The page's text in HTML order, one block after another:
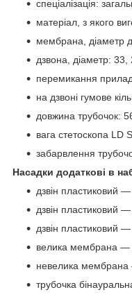
спеціалізація:
матеріал, з якого
мембрана, діаметр
дзвона, діаметр: 33,
перемикання
на дзвоні гумове
довжина трубочок:
вага стетоскопа LD
забарвлення
Насадки додаткові в
дзвін пластиковий
дзвін пластиковий
дзвін пластиковий
велика мембрана —
невелика
трубочка